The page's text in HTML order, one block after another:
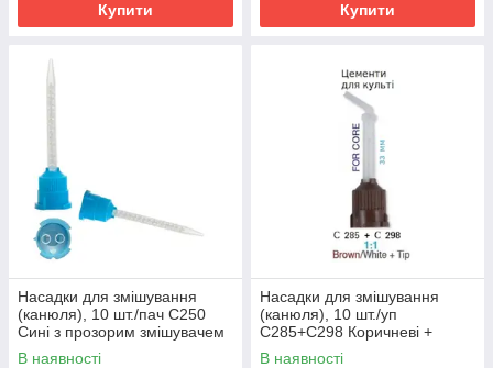
Купити Купити
Насадки для змішування
(канюля), 10 шт./пач С250
Сині з прозорим змішувачем
(Пластмаса)
В наявності
Насадки для змішування
(канюля), 10 шт./уп
C285+C298 Коричневі +
інгредієнтальні (Цемент)
В наявності